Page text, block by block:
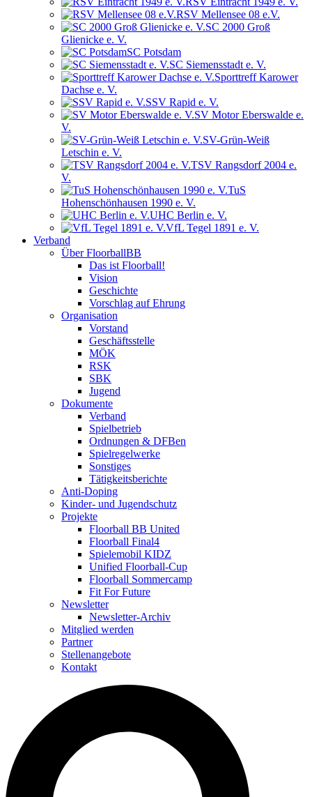
RSV Mellensee 08 e.V.
SC 2000 Groß
Glienicke e. V.
SC Potsdam
SC Siemensstadt e. V.
Sporttreff Karower
Dachse e. V.
SSV Rapid e. V.
SV Motor Eberswalde e.
V.
SV-Grün-Weiß
Letschin e. V.
TSV Rangsdorf 2004 e.
V.
TuS
Hohenschönhausen 1990 e. V.
UHC Berlin e. V.
VfL Tegel 1891 e. V.
Verband
Über FloorballBB
Das ist Floorball!
Vision
Geschichte
Vorschlag auf Ehrung
Organisation
Vorstand
Geschäftsstelle
MÖK
RSK
SBK
Jugend
Dokumente
Verband
Spielbetrieb
Ordnungen & DFBen
Spielregelwerke
Sonstiges
Tätigkeitsberichte
Anti-Doping
Kinder- und Jugendschutz
Projekte
Floorball BB United
Floorball Final4
Spielemobil KIDZ
Unified Floorball-Cup
Floorball Sommercamp
Fit For Future
Newsletter
Newsletter-Archiv
Mitglied werden
Partner
Stellenangebote
Kontakt